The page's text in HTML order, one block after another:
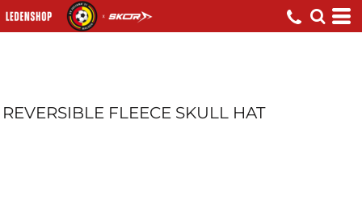
REVERSIBLE FLEECE SKULL HAT